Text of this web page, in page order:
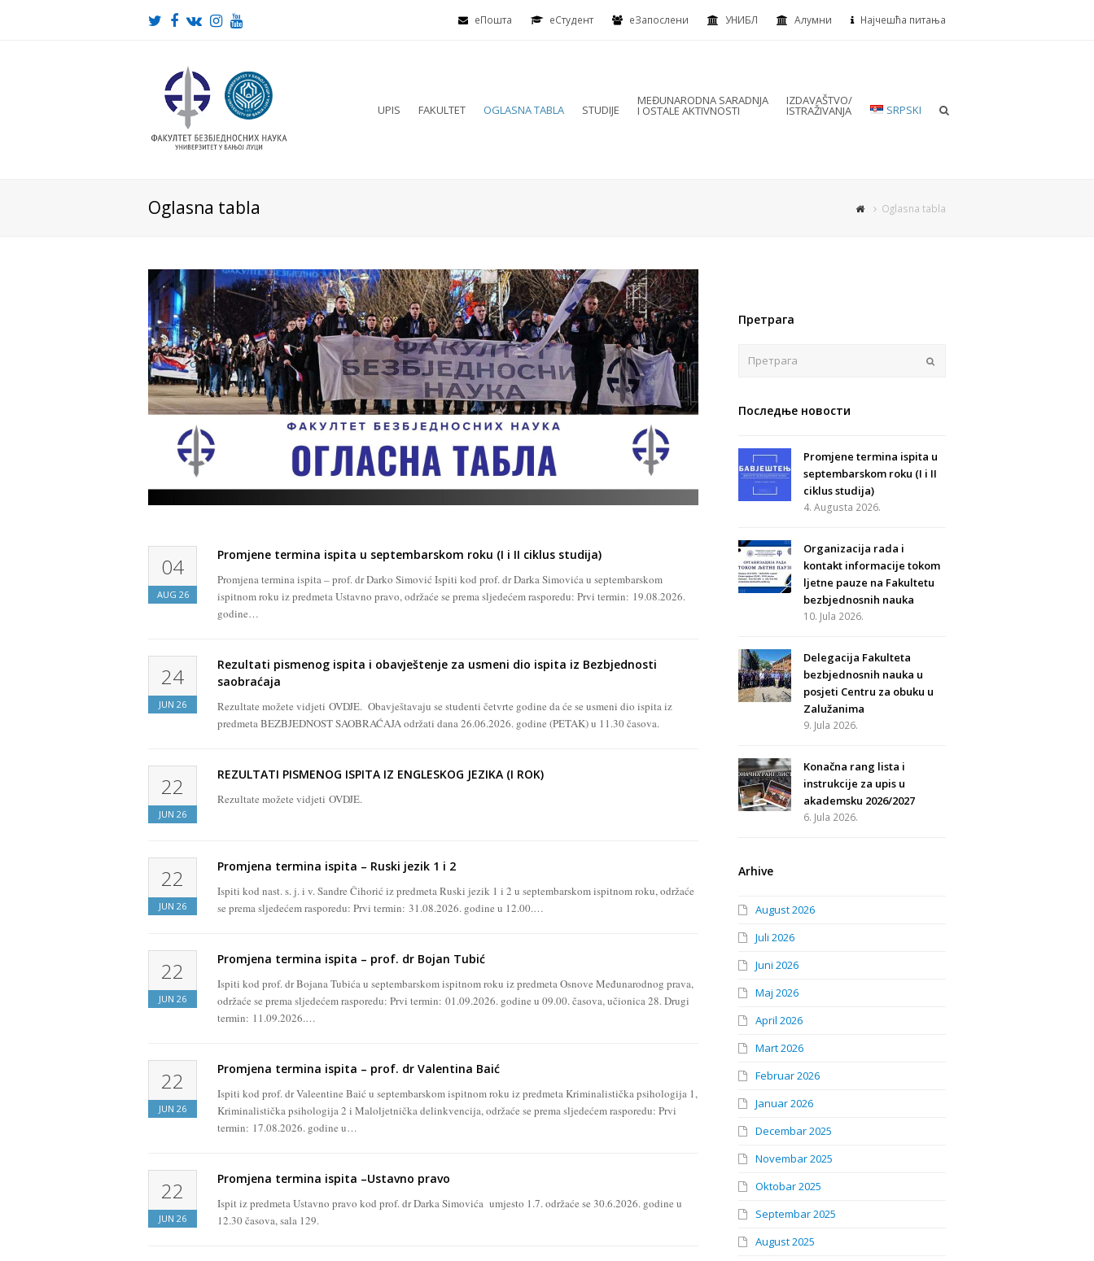
еПошта eСтудент еЗапослени УНИБЛ Алумни Најчешћа питања
Twitter
Facebook
VKInstagram
Youtube
UPIS FAKULTET OGLASNA TABLA STUDIJE
MEĐUNARODNA SARADNJA
I OSTALE AKTIVNOSTI
IZDAVAŠTVO/
ISTRAŽIVANJA SRPSKI
Oglasna tabla Oglasna tabla
04
AUG 26
Promjene termina ispita u septembarskom roku (I i II ciklus studija)
Promjena termina ispita – prof. dr Darko Simović Ispiti kod prof. dr Darka Simovića u septembarskom
ispitnom roku iz predmeta Ustavno pravo, održaće se prema sljedećem rasporedu: Prvi termin: 19.08.2026.
godine…
24
JUN 26
Rezultati pismenog ispita i obavještenje za usmeni dio ispita iz Bezbjednosti
saobraćaja
Rezultate možete vidjeti OVDJE. Obavještavaju se studenti četvrte godine da će se usmeni dio ispita iz
predmeta BEZBJEDNOST SAOBRAĆAJA održati dana 26.06.2026. godine (PETAK) u 11.30 časova.
22
JUN 26
REZULTATI PISMENOG ISPITA IZ ENGLESKOG JEZIKA (I ROK)
Rezultate možete vidjeti OVDJE.
22
JUN 26
Promjena termina ispita – Ruski jezik 1 i 2
Ispiti kod nast. s. j. i v. Sandre Čihorić iz predmeta Ruski jezik 1 i 2 u septembarskom ispitnom roku, održaće
se prema sljedećem rasporedu: Prvi termin: 31.08.2026. godine u 12.00.…
22
JUN 26
Promjena termina ispita – prof. dr Bojan Tubić
Ispiti kod prof. dr Bojana Tubića u septembarskom ispitnom roku iz predmeta Osnove Međunarodnog prava,
održaće se prema sljedećem rasporedu: Prvi termin: 01.09.2026. godine u 09.00. časova, učionica 28. Drugi
termin: 11.09.2026.…
22
JUN 26
Promjena termina ispita – prof. dr Valentina Baić
Ispiti kod prof. dr Valeentine Baić u septembarskom ispitnom roku iz predmeta Kriminalistička psihologija 1,
Kriminalistička psihologija 2 i Maloljetnička delinkvencija, održaće se prema sljedećem rasporedu: Prvi
termin: 17.08.2026. godine u…
22
JUN 26
Promjena termina ispita –Ustavno pravo
Ispit iz predmeta Ustavno pravo kod prof. dr Darka Simovića umjesto 1.7. održaće se 30.6.2026. godine u
12.30 časova, sala 129.
Претрага
Последње новости
Promjene termina ispita u
septembarskom roku (I i II
ciklus studija)
4. Augusta 2026.
Organizacija rada i
kontakt informacije tokom
ljetne pauze na Fakultetu
bezbjednosnih nauka
10. Jula 2026.
Delegacija Fakulteta
bezbjednosnih nauka u
posjeti Centru za obuku u
Zalužanima
9. Jula 2026.
Konačna rang lista i
instrukcije za upis u
akademsku 2026/2027
6. Jula 2026.
Arhive
August 2026
Juli 2026
Juni 2026
Maj 2026
April 2026
Mart 2026
Februar 2026
Januar 2026
Decembar 2025
Novembar 2025
Oktobar 2025
Septembar 2025
August 2025